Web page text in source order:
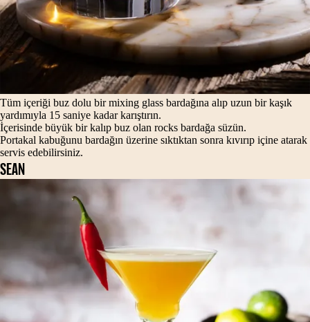
Tüm içeriği buz dolu bir mixing glass bardağına alıp uzun bir kaşık
yardımıyla 15 saniye kadar karıştırın.
İçerisinde büyük bir kalıp buz olan rocks bardağa süzün.
Portakal kabuğunu bardağın üzerine sıktıktan sonra kıvırıp içine atarak
servis edebilirsiniz.
SEAN